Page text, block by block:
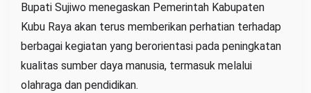
Bupati Sujiwo menegaskan Pemerintah Kabupaten
Kubu Raya akan terus memberikan perhatian terhadap
berbagai kegiatan yang berorientasi pada peningkatan
kualitas sumber daya manusia, termasuk melalui
olahraga dan pendidikan.